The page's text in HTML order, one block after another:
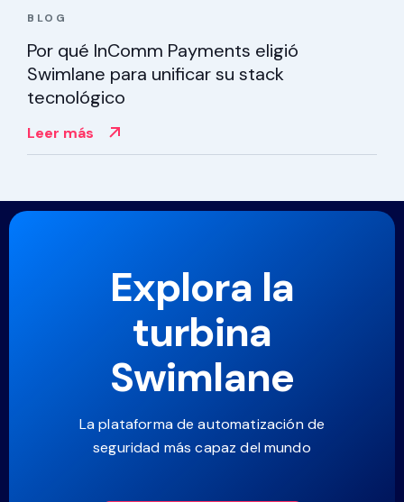
BLOG
Por qué InComm Payments eligió
Swimlane para unificar su stack
tecnológico
Leer más
Explora la
turbina
Swimlane
La plataforma de automatización de
seguridad más capaz del mundo